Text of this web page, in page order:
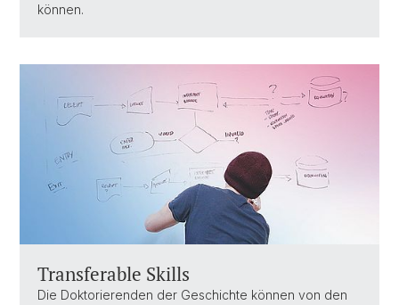
können.
Transferable Skills
Die Doktorierenden der Geschichte können von den